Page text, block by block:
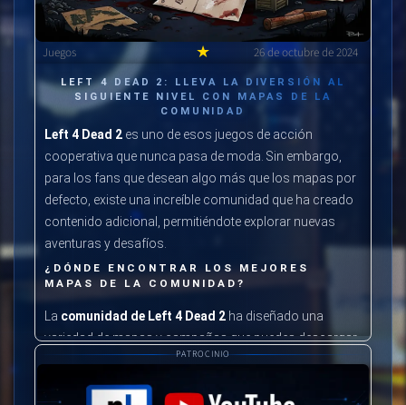
Juegos ★ 26 de octubre de 2024
LEFT 4 DEAD 2: LLEVA LA DIVERSIÓN AL
SIGUIENTE NIVEL CON MAPAS DE LA
COMUNIDAD
Left 4 Dead 2es uno de esos juegos de acción
cooperativa que nunca pasa de moda. Sin embargo,
para los fans que desean algo más que los mapas por
defecto, existe una increíble comunidad que ha creado
contenido adicional, permitiéndote explorar nuevas
aventuras y desafíos.
¿DÓNDE ENCONTRAR LOS MEJORES
MAPAS DE LA COMUNIDAD?
La comunidad de Left 4 Dead 2ha diseñado una
variedad de mapas y campañas que puedes descargar
y jugar. Uno de los lugares más populares para
encontrar estos mapas es la página de
PATROCINIO